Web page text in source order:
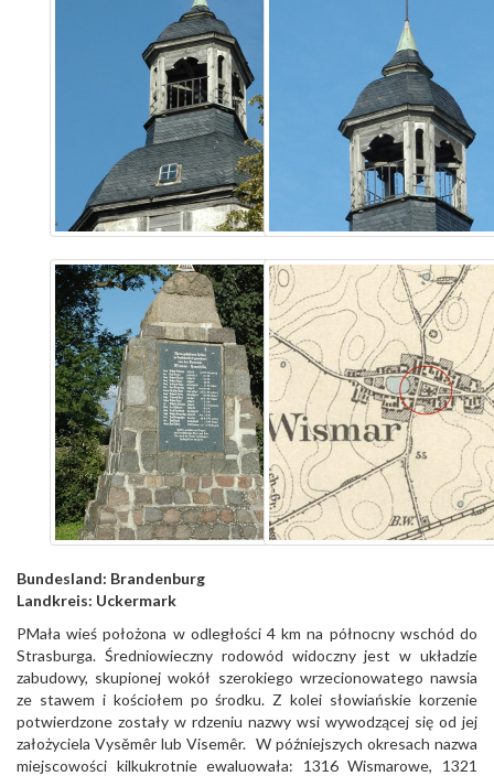
Bundesland: Brandenburg
Landkreis: Uckermark
PMała wieś położona w odległości 4 km na północny wschód do
Strasburga. Średniowieczny rodowód widoczny jest w układzie
zabudowy, skupionej wokół szerokiego wrzecionowatego nawsia
ze stawem i kościołem po środku. Z kolei słowiańskie korzenie
potwierdzone zostały w rdzeniu nazwy wsi wywodzącej się od jej
założyciela Vysěmêr lub Visemêr. W późniejszych okresach nazwa
miejscowości kilkukrotnie ewaluowała: 1316 Wismarowe, 1321